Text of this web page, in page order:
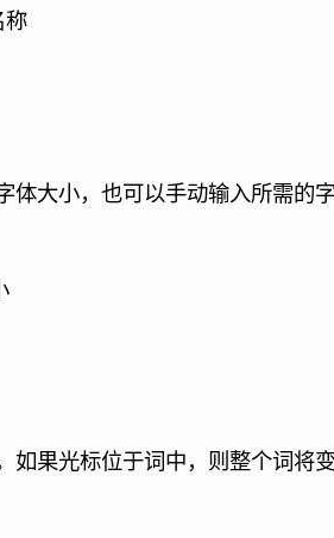
称
体大小，也可以手动输入所需的字
如果光标位于词中，则整个词将